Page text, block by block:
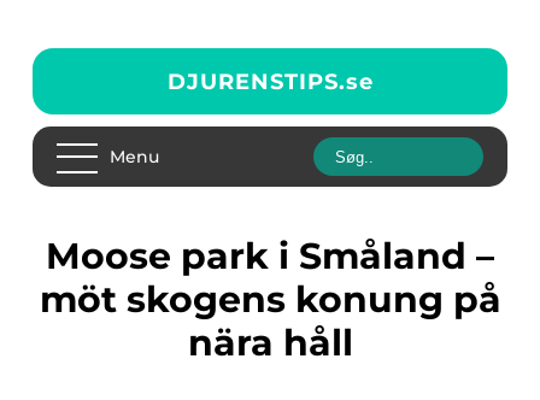
DJURENSTIPS.se
Menu
Moose park i Småland –
möt skogens konung på
nära håll